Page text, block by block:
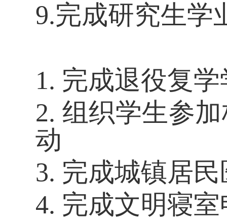
9.完成研究生学
1. 完成退役复
2. 组织学生参
动
3. 完成城镇居
4. 完成文明寝